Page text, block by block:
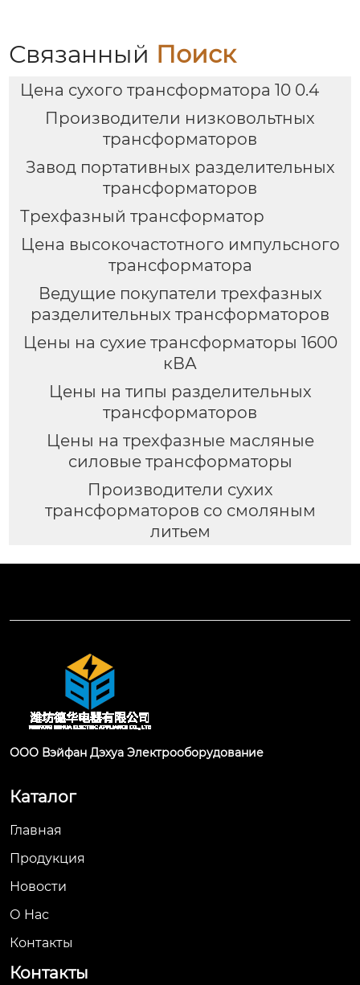
Связанный Поиск
Цена сухого трансформатора 10 0.4
Производители низковольтных
трансформаторов
Завод портативных разделительных
трансформаторов
Трехфазный трансформатор
Цена высокочастотного импульсного
трансформатора
Ведущие покупатели трехфазных
разделительных трансформаторов
Цены на сухие трансформаторы 1600
кВА
Цены на типы разделительных
трансформаторов
Цены на трехфазные масляные
силовые трансформаторы
Производители сухих
трансформаторов со смоляным
литьем
ООО Вэйфан Дэхуа Электрооборудование
Каталог
Главная
Продукция
Новости
О Hас
Контакты
Контакты